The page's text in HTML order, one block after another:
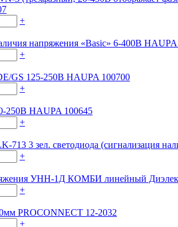
+
напряжения «Basic» 6-400В HAUPA
+
GS 125-250В HAUPA 100700
+
250В HAUPA 100645
+
713 3 зел. светодиода (сигнализация
+
УНН-1Д КОМБИ линейный
+
PROCONNECT 12-2032
+